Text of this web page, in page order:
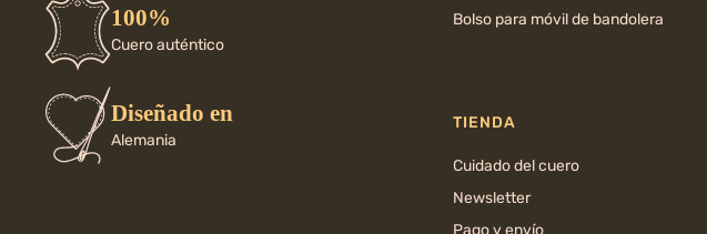
100%
Cuero auténtico
Diseñado en
Alemania
Bolso para móvil de bandolera
TIENDA
Cuidado del cuero
Newsletter
Pago y envío